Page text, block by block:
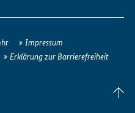
Impressum
Erklärung zur Barrierefreiheit